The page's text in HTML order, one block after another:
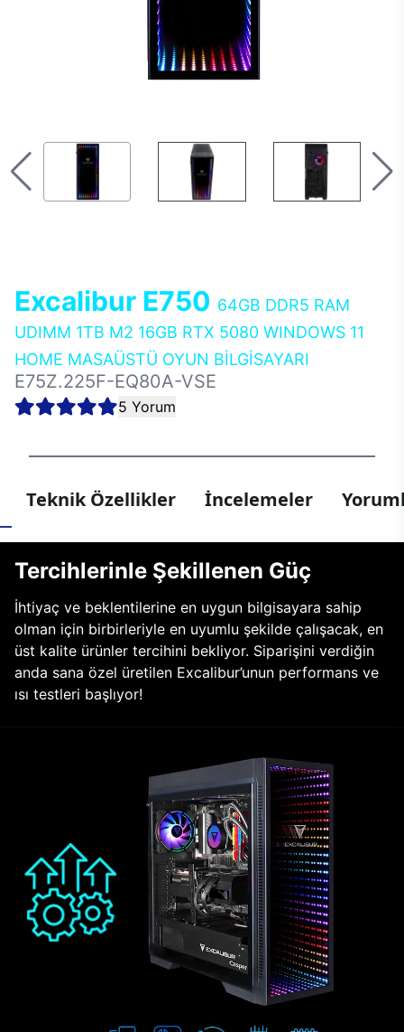
Excalibur E750 64GB DDR5 RAM
UDIMM 1TB M2 16GB RTX 5080 WINDOWS 11
HOME MASAÜSTÜ OYUN BİLGİSAYARI
E75Z.225F-EQ80A-VSE
5 Yorum
Teknik Özellikler İncelemeler
Tercihlerinle Şekillenen Güç
İhtiyaç ve beklentilerine en uygun bilgisayara sahip
olman için birbirleriyle en uyumlu şekilde çalışacak, en
üst kalite ürünler tercihini bekliyor. Siparişini verdiğin
anda sana özel üretilen Excalibur’unun performans ve
ısı testleri başlıyor!